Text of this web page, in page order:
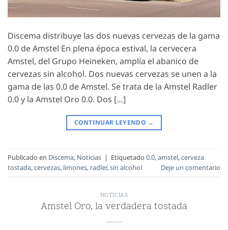
Discema distribuye las dos nuevas cervezas de la gama
0.0 de Amstel En plena época estival, la cervecera
Amstel, del Grupo Heineken, amplía el abanico de
cervezas sin alcohol. Dos nuevas cervezas se unen a la
gama de las 0.0 de Amstel. Se trata de la Amstel Radler
0.0 y la Amstel Oro 0.0. Dos […]
CONTINUAR LEYENDO →
Publicado en Discema, Noticias | Etiquetado 0.0,amstel,cerveza
tostada,cervezas, limones, radler,sin alcohol Deje un comentario
NOTICIAS
Amstel Oro, la verdadera tostada